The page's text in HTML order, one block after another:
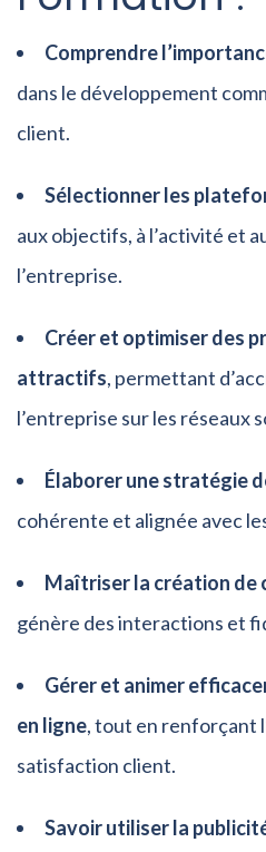
Comprendre
dans le développement
client.
Sélectionner les
aux objectifs, à l’activité et
l’entreprise.
Créer et optimiser des
attractifs, permettant
l’entreprise sur les réseaux
Élaborer une stratégie
cohérente et alignée avec
Maîtriser la création de
génère des interactions et
Gérer et animer
en ligne, tout en renforçant
satisfaction client.
Savoir utiliser la